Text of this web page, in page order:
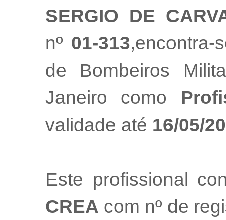
SERGIO DE
nº 01-313,encontra-
de Bombeiros
Janeiro como
validade até 16/05/
Este profissional
CREA com nº de